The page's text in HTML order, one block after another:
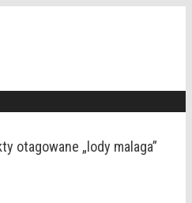
otagowane „lody malaga”